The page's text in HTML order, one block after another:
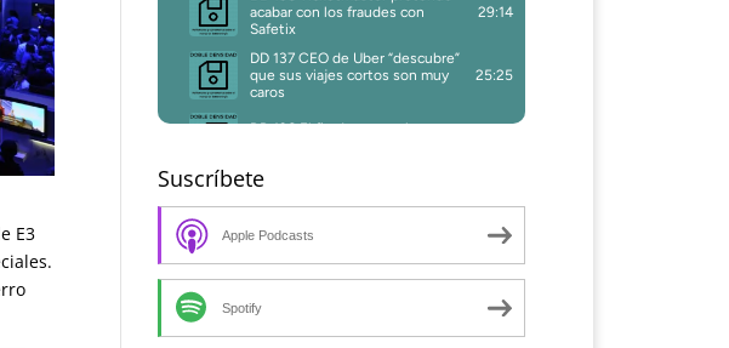
E3
Suscríbete
Apple Podcasts
Spotify